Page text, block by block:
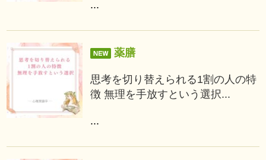
...
薬膳
思考を切り替えられる1割の人の特
徴 無理を手放すという選択...
...